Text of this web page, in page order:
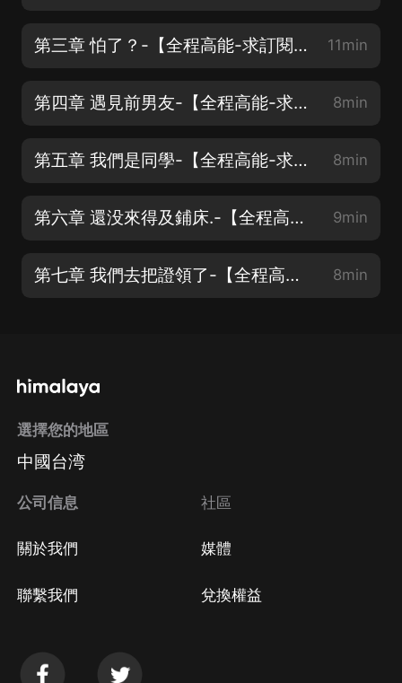
第三章 怕了？-【全程高能-求訂閱星評月票支持】 11min
第四章 遇見前男友-【全程高能-求訂閱星評月票支持】 8min
第五章 我們是同學-【全程高能-求訂閱星評月票支持】 8min
第六章 還没來得及鋪床.-【全程高能-求訂閱星評月票支持】 9min
第七章 我們去把證領了-【全程高能-求訂閱星評月票支持】 8min
選擇您的地區
中國台湾
公司信息
關於我們
聯繫我們
社區
媒體
兌換權益